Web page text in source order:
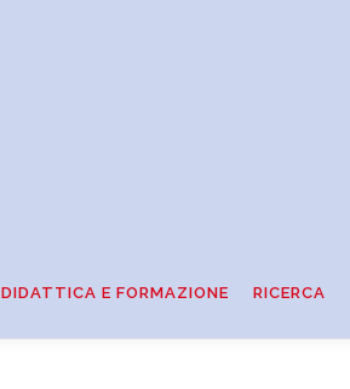
DIDATTICA E FORMAZIONE RICERCA